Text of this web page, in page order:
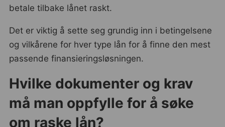
betale tilbake lånet raskt.
Det er viktig å sette seg grundig inn i betingelsene
og vilkårene for hver type lån for å finne den mest
passende finansieringsløsningen.
Hvilke dokumenter og krav
må man oppfylle for å søke
om raske lån?